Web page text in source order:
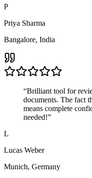
P
Priya Sharma
Bangalore, India
“Brilliant tool for
documents. The fact
means complete
needed!”
L
Lucas Weber
Munich, Germany